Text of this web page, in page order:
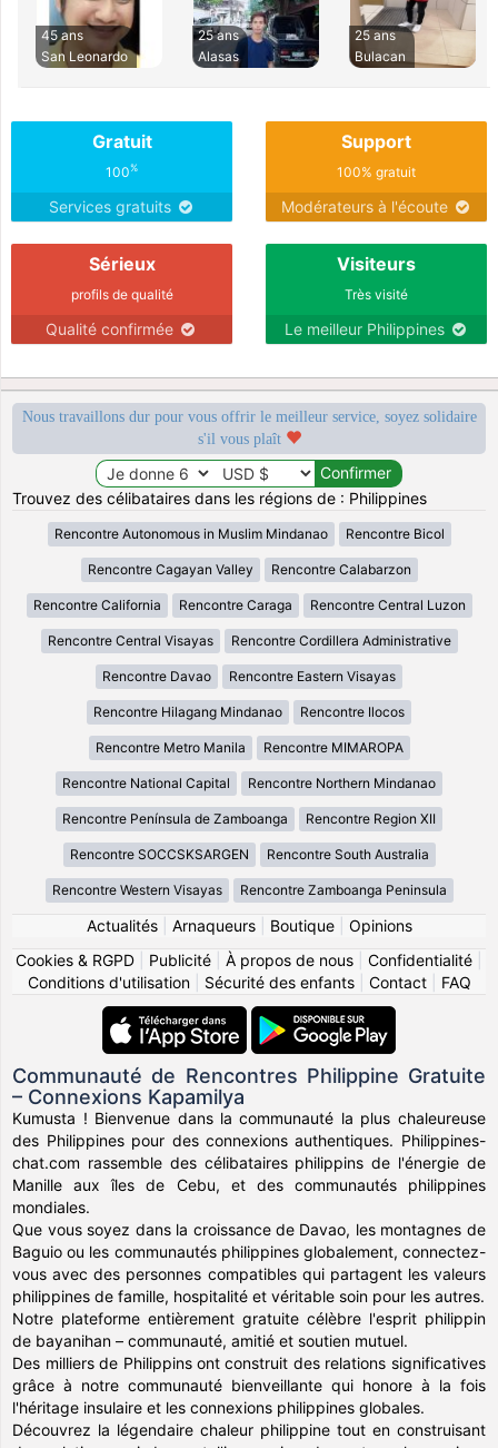
45 ans
San Leonardo
25 ans
Alasas
25 ans
Bulacan
Gratuit
100%
Services gratuits
Support
100% gratuit
Modérateurs à l'écoute
Sérieux
profils de qualité
Qualité confirmée
Visiteurs
Très visité
Le meilleur Philippines
Nous travaillons dur pour vous offrir le meilleur service, soyez solidaire
s'il vous plaît
Trouvez des célibataires dans les régions de : Philippines
Rencontre Autonomous in Muslim Mindanao Rencontre Bicol
Rencontre Cagayan Valley Rencontre Calabarzon
Rencontre California Rencontre Caraga Rencontre Central Luzon
Rencontre Central Visayas Rencontre Cordillera Administrative
Rencontre Davao Rencontre Eastern Visayas
Rencontre Hilagang Mindanao Rencontre Ilocos
Rencontre Metro Manila Rencontre MIMAROPA
Rencontre National Capital Rencontre Northern Mindanao
Rencontre Península de Zamboanga Rencontre Region XII
Rencontre SOCCSKSARGEN Rencontre South Australia
Rencontre Western Visayas Rencontre Zamboanga Peninsula
Actualités| Arnaqueurs| Boutique| Opinions
Cookies & RGPD
Publicité À propos de nous Confidentialité
Conditions d'utilisation| Sécurité des enfants| Contact| FAQ
Communauté de Rencontres Philippine Gratuite
– Connexions Kapamilya
Kumusta ! Bienvenue dans la communauté la plus chaleureuse
des Philippines pour des connexions authentiques. Philippines-
chat.com rassemble des célibataires philippins de l'énergie de
Manille aux îles de Cebu, et des communautés philippines
mondiales.
Que vous soyez dans la croissance de Davao, les montagnes de
Baguio ou les communautés philippines globalement, connectez-
vous avec des personnes compatibles qui partagent les valeurs
philippines de famille, hospitalité et véritable soin pour les autres.
Notre plateforme entièrement gratuite célèbre l'esprit philippin
de bayanihan – communauté, amitié et soutien mutuel.
Des milliers de Philippins ont construit des relations significatives
grâce à notre communauté bienveillante qui honore à la fois
l'héritage insulaire et les connexions philippines globales.
Découvrez la légendaire chaleur philippine tout en construisant